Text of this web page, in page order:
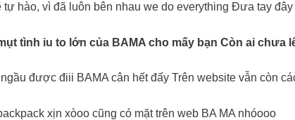
tự hào, vì đã luôn bên nhau we do everything Đưa tay
tình iu to lớn của BAMA cho mấy bạn Còn ai chưa
được điii BAMA cân hết đấy Trên website vẫn còn
xịn xòoo cũng có mặt trên web BA MA nhóooo